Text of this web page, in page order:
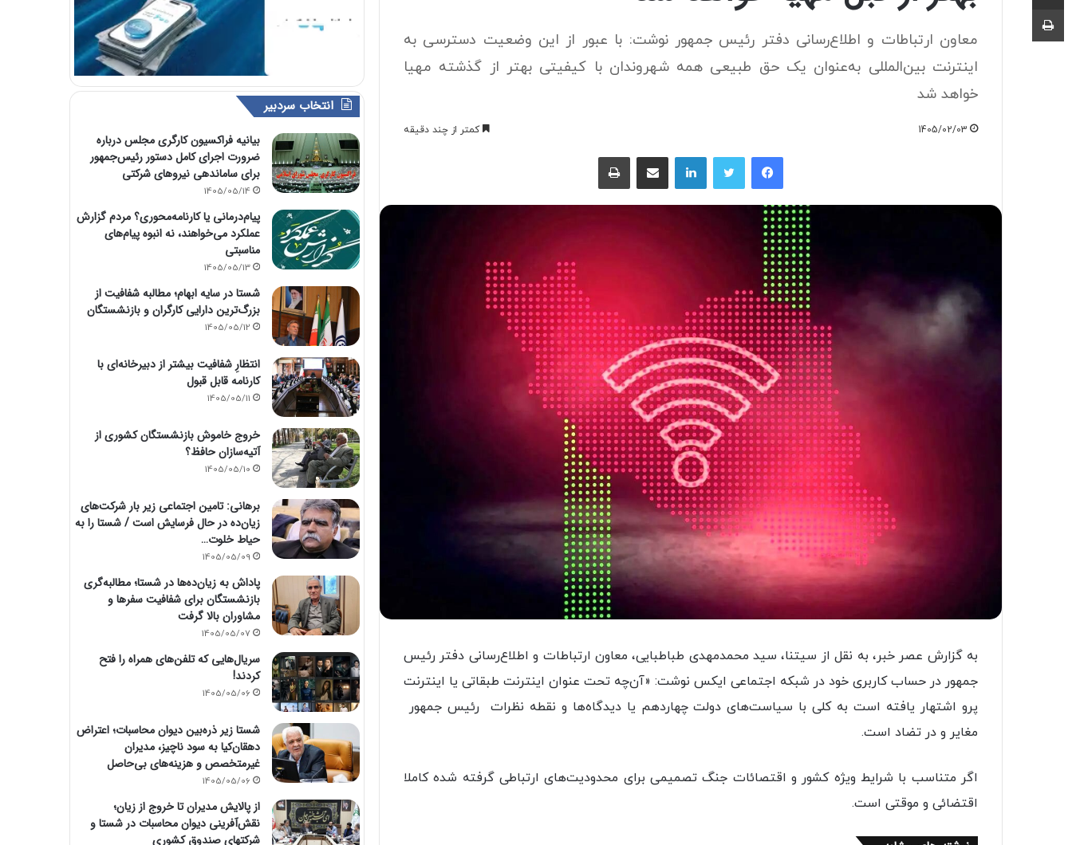
معاون ارتباطات و اطلاع‌رسانی دفتر رئیس جمهور نوشت: ‏با عبور از این وضعیت دسترسی به
اینترنت بین‌المللی به‌عنوان یک حق طبیعی همه شهروندان با کیفیتی بهتر از گذشته مهیا
خواهد شد
1405/02/03 کمتر از چند دقیقه
فیسبوک لینکداین
به گزارش عصر خبر، به نقل از سیتنا، سید محمدمهدی طباطبایی، معاون ارتباطات و اطلاع‌رسانی دفتر رئیس
جمهور در حساب کاربری خود در شبکه اجتماعی ایکس نوشت: «‏آن‌چه تحت عنوان اینترنت طبقاتی یا اینترنت
پرو اشتهار یافته است به کلی با سیاست‌های دولت چهاردهم یا دیدگاه‌ها و نقطه نظرات ⁧ رئیس جمهور ⁩
مغایر و در تضاد است.
‏اگر متناسب با شرایط ویژه کشور و اقتصائات جنگ تصمیمی برای محدودیت‌های ارتباطی گرفته شده کاملا
اقتضائی و موقتی است.
انتخاب سردبیر
بیانیه فراکسیون کارگری مجلس درباره
ضرورت اجرای کامل دستور رئیس‌جمهور
برای ساماندهی نیروهای شرکتی
1405/05/14
پیام‌درمانی یا کارنامه‌محوری؟ مردم گزارش
عملکرد می‌خواهند، نه انبوه پیام‌های
مناسبتی
1405/05/13
شستا در سایه ابهام؛ مطالبه شفافیت از
بزرگ‌ترین دارایی کارگران و بازنشستگان
1405/05/12
انتظارِ شفافیت بیشتر از دبیرخانه‌ای با
کارنامه قابل قبول
1405/05/11
خروج خاموش بازنشستگان کشوری از
آتیه‌سازان حافظ؟
1405/05/10
برهانی: تامین اجتماعی زیر بار شرکت‌های
زیان‌ده در حال فرسایش است / شستا را به
حیاط خلوت…
1405/05/09
پاداش به زیان‌ده‌ها در شستا؛ مطالبه‌گری
بازنشستگان برای شفافیت سفرها و
مشاوران بالا گرفت
1405/05/07
سریال‌هایی که تلفن‌های همراه را فتح
کردند!
1405/05/06
شستا زیر ذره‌بین دیوان محاسبات؛ اعتراض
دهقان‌کیا به سود ناچیز، مدیران
غیرمتخصص و هزینه‌های بی‌حاصل
1405/05/06
از پالایش مدیران تا خروج از زیان؛
نقش‌آفرینی دیوان محاسبات در شستا و
شرکتهای صندوق کشوری